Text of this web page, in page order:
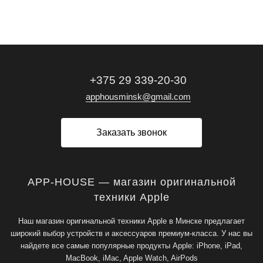
+375 29 339-20-30
apphousminsk@gmail.com
Заказать звонок
APP-HOUSE — магазин оригинальной
техники Apple
Наш магазин оригинальной техники Apple в Минске предлагает
широкий выбор устройств и аксессуаров премиум-класса. У нас вы
найдете все самые популярные продукты Apple: iPhone, iPad,
MacBook, iMac, Apple Watch, AirPods